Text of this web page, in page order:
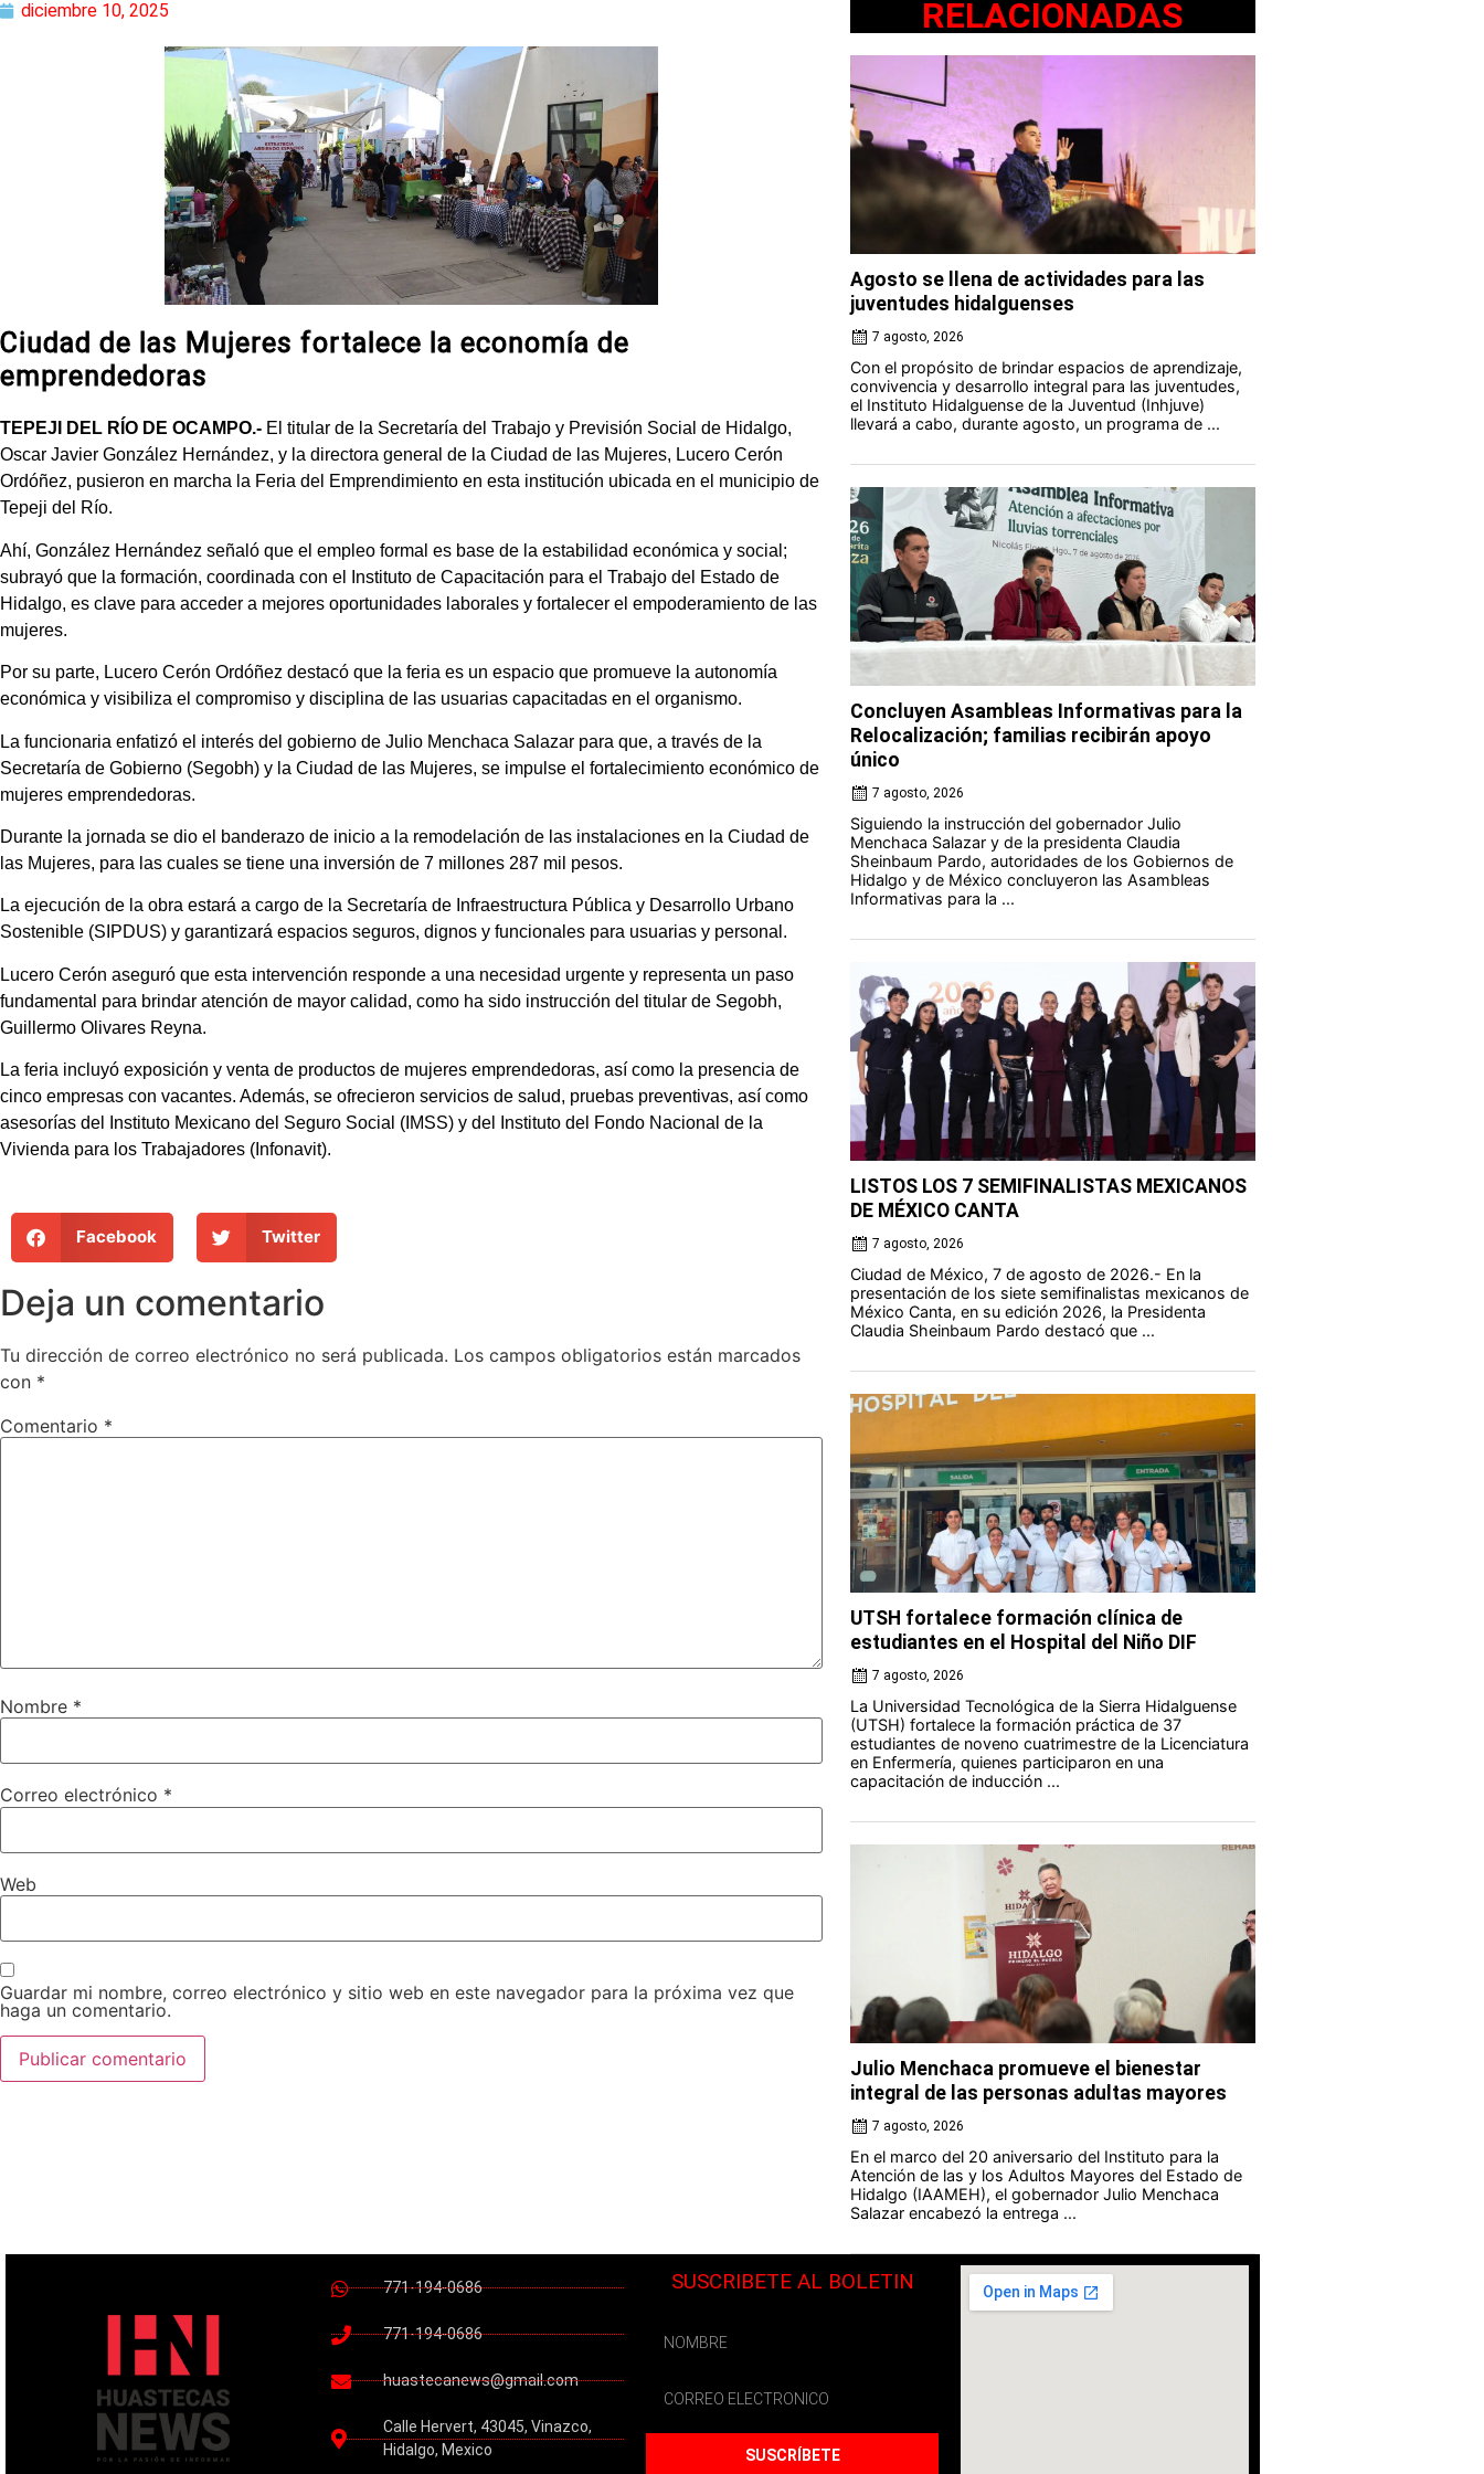
diciembre 10, 2025
Ciudad de las Mujeres fortalece la economía de
emprendedoras
TEPEJI DEL RÍO DE OCAMPO.- El titular de la Secretaría del Trabajo y Previsión Social de Hidalgo,
Oscar Javier González Hernández, y la directora general de la Ciudad de las Mujeres, Lucero Cerón
Ordóñez, pusieron en marcha la Feria del Emprendimiento en esta institución ubicada en el municipio de
Tepeji del Río.
Ahí, González Hernández señaló que el empleo formal es base de la estabilidad económica y social;
subrayó que la formación, coordinada con el Instituto de Capacitación para el Trabajo del Estado de
Hidalgo, es clave para acceder a mejores oportunidades laborales y fortalecer el empoderamiento de las
mujeres.
Por su parte, Lucero Cerón Ordóñez destacó que la feria es un espacio que promueve la autonomía
económica y visibiliza el compromiso y disciplina de las usuarias capacitadas en el organismo.
La funcionaria enfatizó el interés del gobierno de Julio Menchaca Salazar para que, a través de la
Secretaría de Gobierno (Segobh) y la Ciudad de las Mujeres, se impulse el fortalecimiento económico de
mujeres emprendedoras.
Durante la jornada se dio el banderazo de inicio a la remodelación de las instalaciones en la Ciudad de
las Mujeres, para las cuales se tiene una inversión de 7 millones 287 mil pesos.
La ejecución de la obra estará a cargo de la Secretaría de Infraestructura Pública y Desarrollo Urbano
Sostenible (SIPDUS) y garantizará espacios seguros, dignos y funcionales para usuarias y personal.
Lucero Cerón aseguró que esta intervención responde a una necesidad urgente y representa un paso
fundamental para brindar atención de mayor calidad, como ha sido instrucción del titular de Segobh,
Guillermo Olivares Reyna.
La feria incluyó exposición y venta de productos de mujeres emprendedoras, así como la presencia de
cinco empresas con vacantes. Además, se ofrecieron servicios de salud, pruebas preventivas, así como
asesorías del Instituto Mexicano del Seguro Social (IMSS) y del Instituto del Fondo Nacional de la
Vivienda para los Trabajadores (Infonavit).
Facebook Twitter
Deja un comentario
Tu dirección de correo electrónico no será publicada. Los campos obligatorios están marcados
con *
Comentario *
Nombre *
Correo electrónico *
Web
Guardar mi nombre, correo electrónico y sitio web en este navegador para la próxima vez que
haga un comentario.
RELACIONADAS
Agosto se llena de actividades para las
juventudes hidalguenses
7 agosto, 2026
Con el propósito de brindar espacios de aprendizaje,
convivencia y desarrollo integral para las juventudes,
el Instituto Hidalguense de la Juventud (Inhjuve)
llevará a cabo, durante agosto, un programa de ...
Concluyen Asambleas Informativas para la
Relocalización; familias recibirán apoyo
único
7 agosto, 2026
Siguiendo la instrucción del gobernador Julio
Menchaca Salazar y de la presidenta Claudia
Sheinbaum Pardo, autoridades de los Gobiernos de
Hidalgo y de México concluyeron las Asambleas
Informativas para la ...
LISTOS LOS 7 SEMIFINALISTAS MEXICANOS
DE MÉXICO CANTA
7 agosto, 2026
Ciudad de México, 7 de agosto de 2026.- En la
presentación de los siete semifinalistas mexicanos de
México Canta, en su edición 2026, la Presidenta
Claudia Sheinbaum Pardo destacó que ...
UTSH fortalece formación clínica de
estudiantes en el Hospital del Niño DIF
7 agosto, 2026
La Universidad Tecnológica de la Sierra Hidalguense
(UTSH) fortalece la formación práctica de 37
estudiantes de noveno cuatrimestre de la Licenciatura
en Enfermería, quienes participaron en una
capacitación de inducción ...
Julio Menchaca promueve el bienestar
integral de las personas adultas mayores
7 agosto, 2026
En el marco del 20 aniversario del Instituto para la
Atención de las y los Adultos Mayores del Estado de
Hidalgo (IAAMEH), el gobernador Julio Menchaca
Salazar encabezó la entrega ...
771-194-0686
771-194-0686
huastecanews@gmail.com
Calle Hervert, 43045, Vinazco,
Hidalgo, Mexico
SUSCRIBETE AL BOLETIN
SUSCRÍBETE